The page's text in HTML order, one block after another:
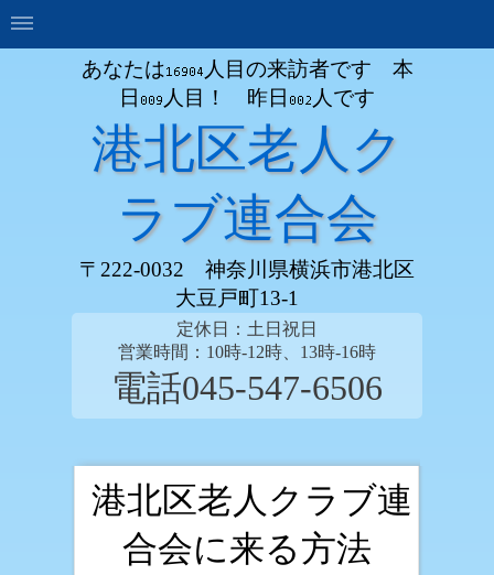
あなたは
人目の来訪者です 本
日
人目！ 昨日 人です
港北区老人ク
ラブ連合会
〒222-0032 神奈川県横浜市港北区
大豆戸町13-1
定休日：土日祝日
営業時間：10時-12時、13時-16時
電話045-547-6506
港北区老人クラブ連
合会に来る方法